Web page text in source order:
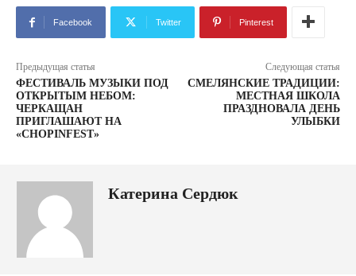
Facebook Twitter Pinterest
Предыдущая статья
ФЕСТИВАЛЬ МУЗЫКИ ПОД
ОТКРЫТЫМ НЕБОМ:
ЧЕРКАЩАН
ПРИГЛАШАЮТ НА
«CHOPINFEST»
Следующая статья
СМЕЛЯНСКИЕ ТРАДИЦИИ:
МЕСТНАЯ ШКОЛА
ПРАЗДНОВАЛА ДЕНЬ
УЛЫБКИ
Катерина Сердюк